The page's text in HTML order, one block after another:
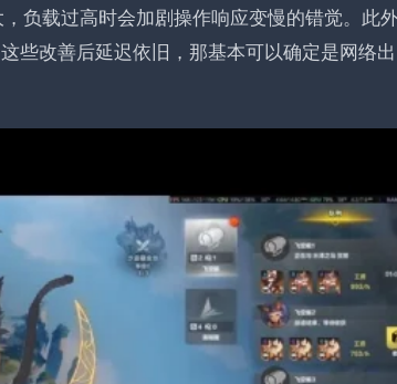
负载过高时会加剧操作响应变慢的错觉。此
些改善后延迟依旧，那基本可以确定是网络